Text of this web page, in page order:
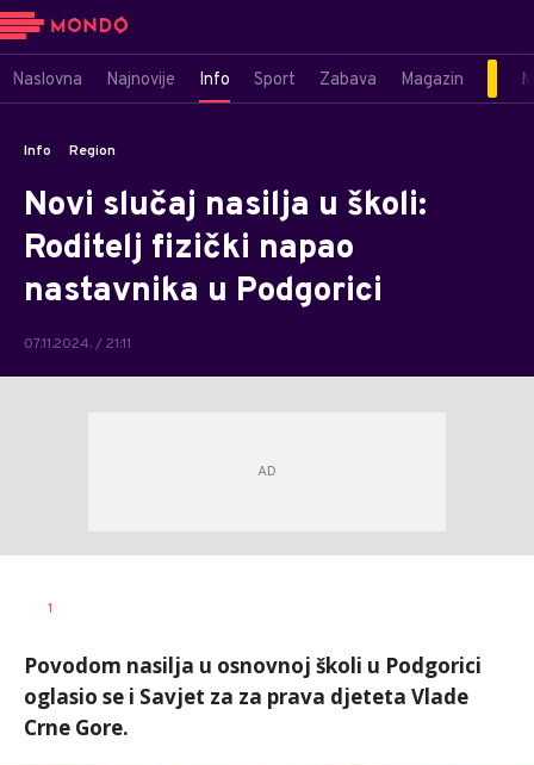
Naslovna Najnovije Info Sport Zabava Magazin
Info Region
Novi slučaj nasilja u školi:
Roditelj fizički napao
nastavnika u Podgorici
07.11.2024. / 21:11
AUTOR
1
Povodom nasilja u osnovnoj školi u Podgorici
oglasio se i Savjet za za prava djeteta Vlade
Crne Gore.